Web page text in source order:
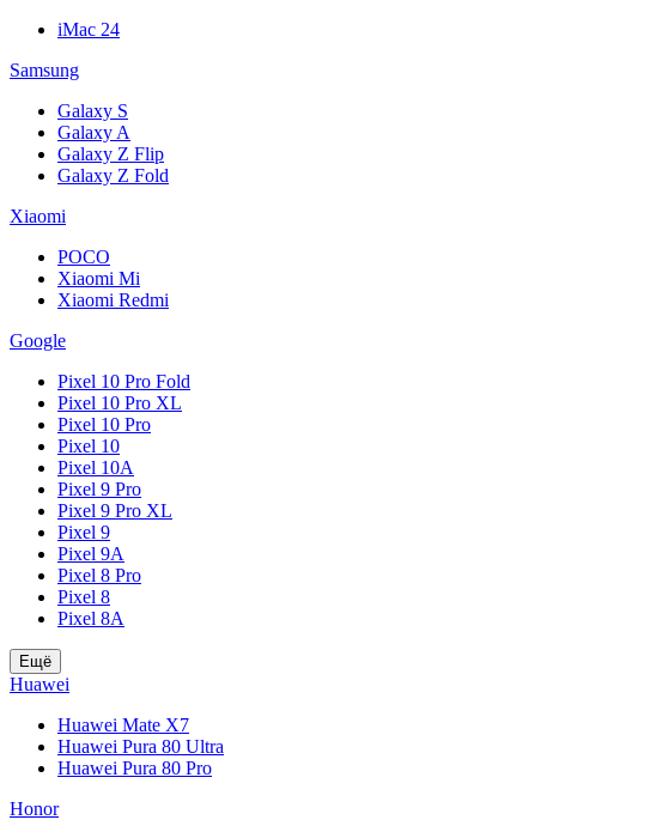
iMac 24
Samsung
Galaxy S
Galaxy A
Galaxy Z Flip
Galaxy Z Fold
Xiaomi
POCO
Xiaomi Mi
Xiaomi Redmi
Google
Pixel 10 Pro Fold
Pixel 10 Pro XL
Pixel 10 Pro
Pixel 10
Pixel 10A
Pixel 9 Pro
Pixel 9 Pro XL
Pixel 9
Pixel 9A
Pixel 8 Pro
Pixel 8
Pixel 8A
Ещё
Huawei
Huawei Mate X7
Huawei Pura 80 Ultra
Huawei Pura 80 Pro
Honor